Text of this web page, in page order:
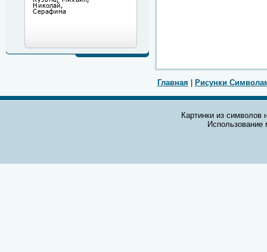
Главная Рисунки
Картинки из символов
Использование